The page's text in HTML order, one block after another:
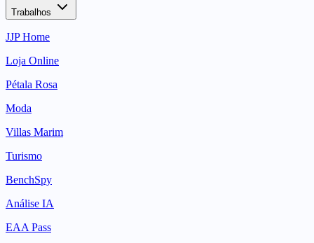
Trabalhos
JJP Home
Loja Online
Pétala Rosa
Moda
Villas Marim
Turismo
BenchSpy
Análise IA
EAA Pass